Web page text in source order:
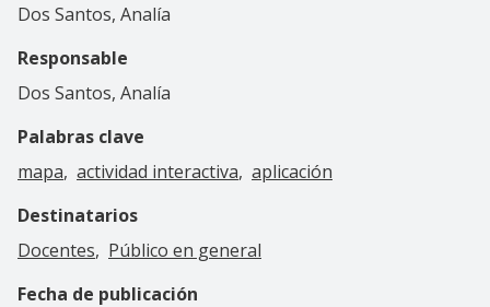
Dos Santos, Analía
Responsable
Dos Santos, Analía
Palabras clave
mapa actividad interactiva aplicación
Destinatarios
Docentes
Público en general
Fecha de publicación